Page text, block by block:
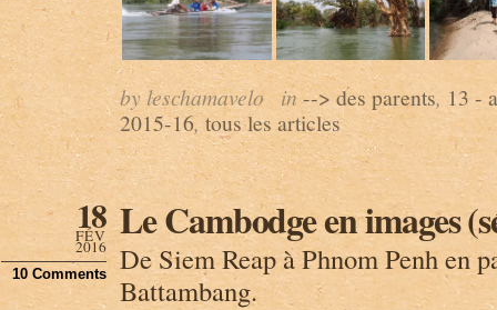
by leschamavelo in --> des parents, 13 -
2015-16,tous les articles
18
FÉV
2016
10 Comments
Le Cambodge en images
De Siem Reap à Phnom Penh en
Battambang.